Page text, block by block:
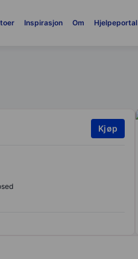
Inspirasjon Om Hjelpeportal
Kjøp